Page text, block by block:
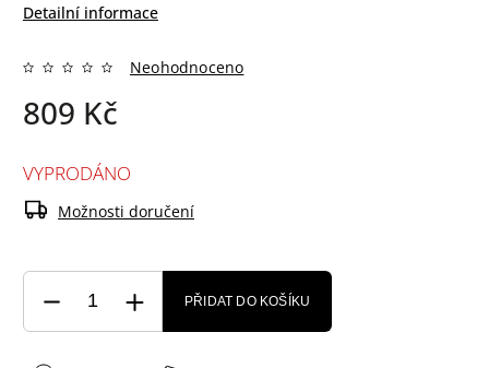
Detailní informace
Neohodnoceno
809 Kč
VYPRODÁNO
Možnosti doručení
PŘIDAT DO KOŠÍKU